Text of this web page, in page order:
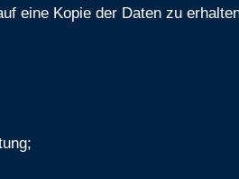
eine Kopie der Daten zu